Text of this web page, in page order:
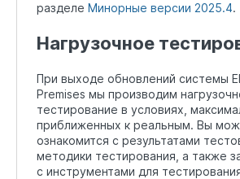
разделе Минорные версии 2025.4.
Нагрузочное
При выходе обновлений системы
Premises мы производим
тестирование в условиях,
приближенных к реальным. Вы
ознакомится с результатами
методики тестирования, а также
с инструментами для